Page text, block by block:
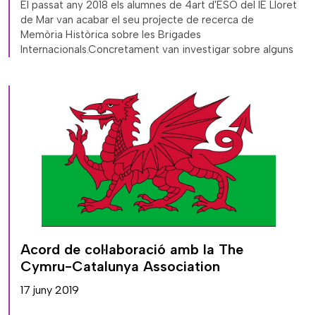
El passat any 2018 els alumnes de 4art d'ESO del IE Lloret
de Mar van acabar el seu projecte de recerca de
Memòria Històrica sobre les Brigades
Internacionals.Concretament van investigar sobre alguns
Acord de col·laboració amb la The
Cymru-Catalunya Association
17 juny 2019